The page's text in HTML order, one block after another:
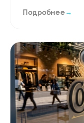
Подробнее→